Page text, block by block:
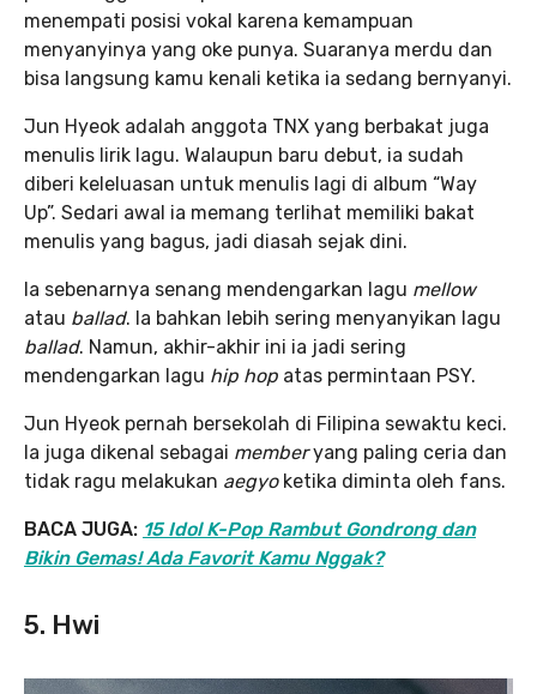
menempati posisi vokal karena kemampuan
menyanyinya yang oke punya. Suaranya merdu dan
bisa langsung kamu kenali ketika ia sedang bernyanyi.
Jun Hyeok adalah anggota TNX yang berbakat juga
menulis lirik lagu. Walaupun baru debut, ia sudah
diberi keleluasan untuk menulis lagi di album “Way
Up”. Sedari awal ia memang terlihat memiliki bakat
menulis yang bagus, jadi diasah sejak dini.
Ia sebenarnya senang mendengarkan lagu mellow
atau ballad. Ia bahkan lebih sering menyanyikan lagu
ballad. Namun, akhir-akhir ini ia jadi sering
mendengarkan lagu hip hop atas permintaan PSY.
Jun Hyeok pernah bersekolah di Filipina sewaktu keci.
Ia juga dikenal sebagai memberyang paling ceria dan
tidak ragu melakukan aegyoketika diminta oleh fans.
BACA JUGA: 15 Idol K-Pop Rambut Gondrong dan
Bikin Gemas! Ada Favorit Kamu Nggak?
5. Hwi